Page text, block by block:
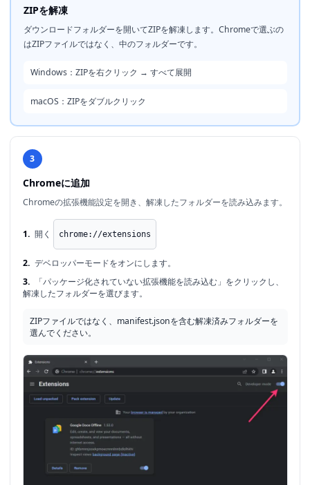
ZIPを解凍
ダウンロードフォルダーを開いてZIPを解凍します。Chromeで選ぶの
はZIPファイルではなく、中のフォルダーです。
Windows：ZIPを右クリック → すべて展開
macOS：ZIPをダブルクリック
3
Chromeに追加
Chromeの拡張機能設定を開き、解凍したフォルダーを読み込みます。
1. 開く chrome://extensions
2. デベロッパーモードをオンにします。
3.
「パッケージ化されていない拡張機能を読み込む」をクリックし、
解凍したフォルダーを選びます。
ZIPファイルではなく、manifest.jsonを含む解凍済みフォルダーを
選んでください。